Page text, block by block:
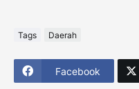
Tags Daerah
Facebook